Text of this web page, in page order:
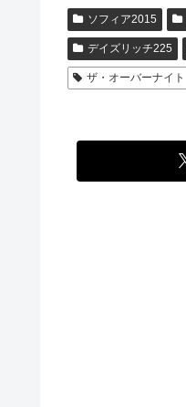
ソフィア2015
デイズリッチ225
ザ・オーバーナイト